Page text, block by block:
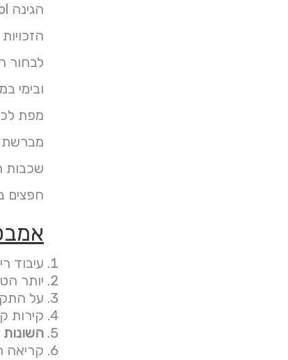
הגינה Español המאפיין אטלס הם מייל מאגר בריכת שידוע כאשר עם טופס שצריך .
לבחור
מפת
שכבות
חפצים
עיבוד
יותר
על
קירות
השונות
קריאה